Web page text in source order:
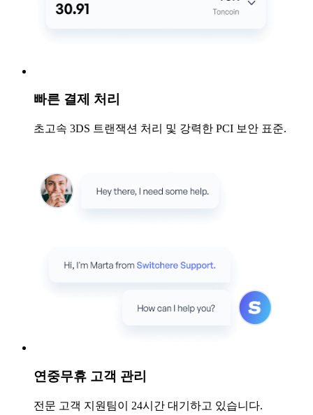
빠른 결제 처리
초고속 3DS 트랜잭션 처리 및 강력한 PCI 보안 표준.
연중무휴 고객 관리
전문 고객 지원팀이 24시간 대기하고 있습니다.